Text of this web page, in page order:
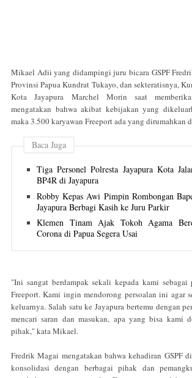
Mikael Adii yang didampingi juru bicara GSPF
Provinsi Papua Kundrat Tukayo, dan sekteratisnya,
Kota Jayapura Marchel Morin saat
mengatakan bahwa akibat kebijakan yang
maka 3.500 karyawan Freeport ada yang dirumahkan
Baca Juga
Tiga Personel Polresta Jayapura Kota
BP4R di Jayapura
Robby Kepas Awi Pimpin Rombongan
Jayapura Berbagi Kasih ke Juru Parkir
Klemen Tinam Ajak Tokoh Agama
Corona di Papua Segera Usai
"Ini sangat berdampak sekali kepada kami sebagai
Freeport. Kami ingin mendorong persoalan ini agar
keluarnya. Salah satu ke Jayapura bertemu dengan
mencari saran dan masukan, apa yang bisa kami
pihak," kata Mikael.
Fredrik Magai mengatakan bahwa kehadiran GSPF
konsolidasi dengan berbagai pihak dan